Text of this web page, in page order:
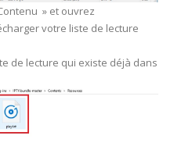
» et ouvrez
votre liste de lecture
de lecture qui existe déjà dans